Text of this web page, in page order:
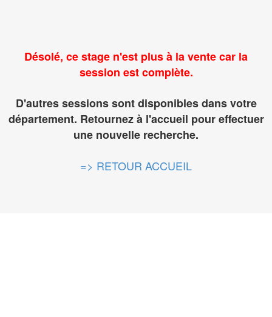
Désolé, ce stage n'est plus à la vente car la
session est complète.
D'autres sessions sont disponibles dans votre
département. Retournez à l'accueil pour effectuer
une nouvelle recherche.
=> RETOUR ACCUEIL